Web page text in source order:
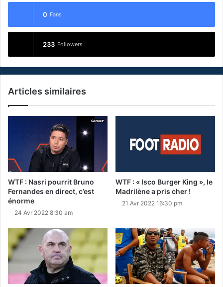
0 Fans
233 Followers
Articles similaires
WTF : Nasri pourrit Bruno
Fernandes en direct, c’est
énorme
24 Avr 2022 8:30 am
WTF : « Isco Burger King », le
Madrilène a pris cher !
21 Avr 2022 16:30 pm